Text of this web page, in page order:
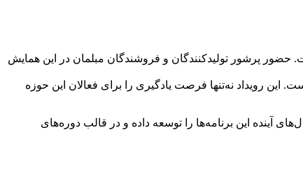
این صنعت داشت. حضور پرشور تولیدکنندگان و فروشندگان مبلمان در این همایش
رویداد نه‌تنها فرصت یادگیری را برای فعالان این حوزه
آینده این برنامه‌ها را توسعه داده و در قالب دوره‌های